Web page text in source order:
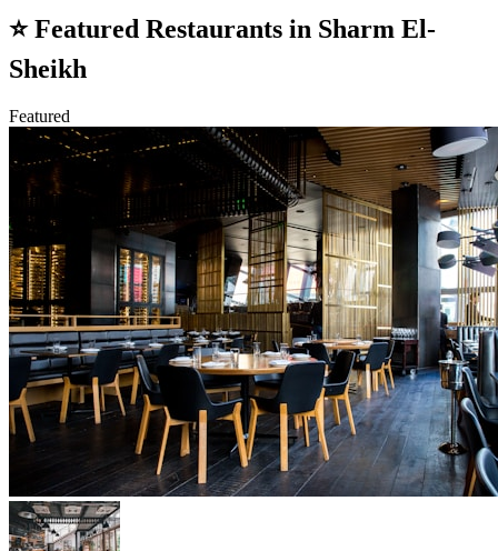
⭐Featured Restaurants in Sharm El-
Sheikh
Featured